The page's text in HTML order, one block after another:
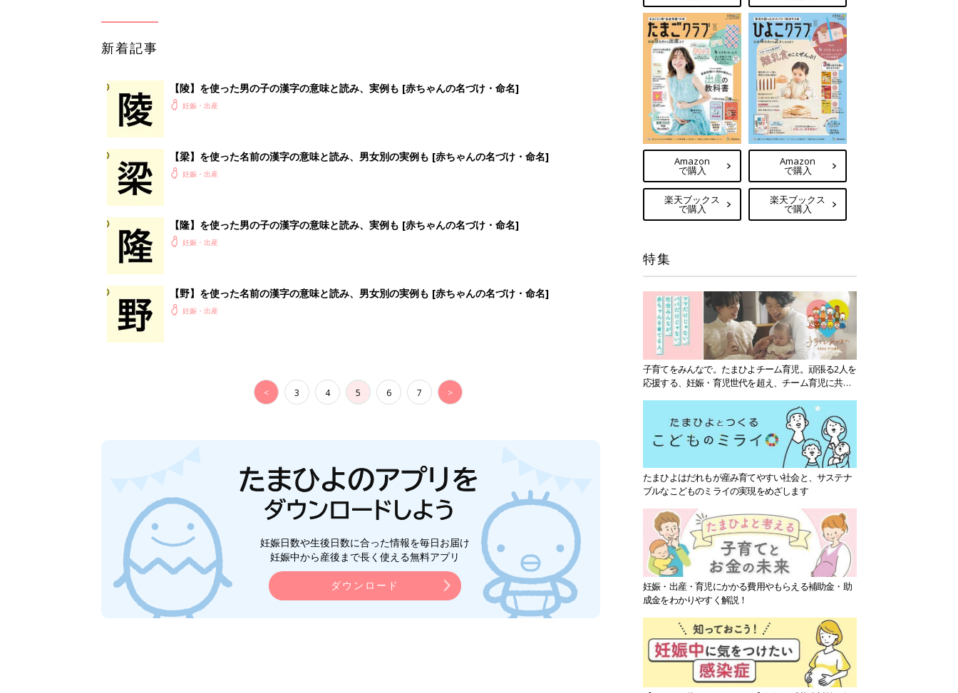
新着記事
【陵】を使った男の子の漢字の意味と読み、実例も [赤ちゃんの名づけ・命名]
妊娠・出産
【梁】を使った名前の漢字の意味と読み、男女別の実例も [赤ちゃんの名づけ・命名]
妊娠・出産
【隆】を使った男の子の漢字の意味と読み、実例も [赤ちゃんの名づけ・命名]
妊娠・出産
【野】を使った名前の漢字の意味と読み、男女別の実例も [赤ちゃんの名づけ・命名]
妊娠・出産
< 3 4 5 6 7 >
妊娠日数や生後日数に合った情報を毎日お届け
妊娠中から産後まで長く使える無料アプリ
ダウンロード
Amazon
で購入
楽天ブックス
で購入
Amazon
で購入
楽天ブックス
で購入
特集
子育てをみんなで。たまひよチーム育児。頑張る2人を
応援する、妊娠・育児世代を超え、チーム育児に共感
たまひよはだれもが産み育てやすい社会と、サステナ
ブルなこどものミライの実現をめざします
妊娠・出産・育児にかかる費用やもらえる補助金・助
成金をわかりやすく解説！